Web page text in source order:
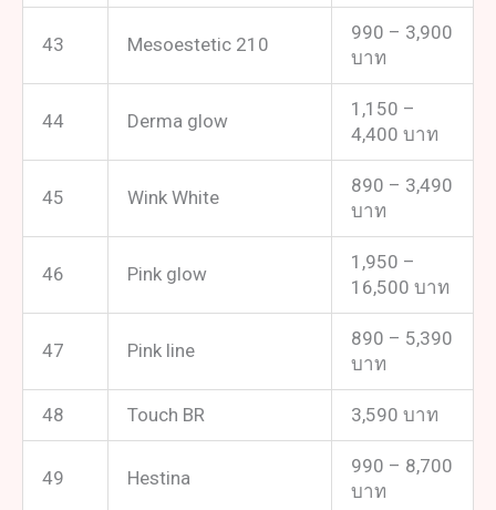
43 Mesoestetic 210
990 – 3,900
บาท
44 Derma glow
1,150 –
4,400 บาท
45 Wink White
890 – 3,490
บาท
46 Pink glow
1,950 –
16,500 บาท
47 Pink line
890 – 5,390
บาท
48 Touch BR 3,590 บาท
49 Hestina
990 – 8,700
บาท